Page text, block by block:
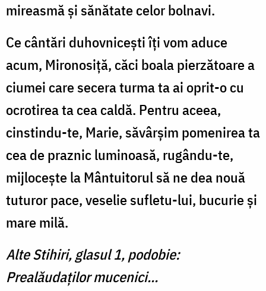
mireasmă și sănătate celor bolnavi.
Ce cântări duhovnicești îți vom aduce
acum, Mironosiță, căci boala pierzătoare a
ciumei care secera turma ta ai oprit-o cu
ocrotirea ta cea caldă. Pentru aceea,
cinstindu-te, Marie, săvârșim pomenirea ta
cea de praznic luminoasă, rugându-te,
mijlocește la Mântuitorul să ne dea nouă
tuturor pace, veselie sufletu-lui, bucurie și
mare milă.
Alte Stihiri, glasul 1, podobie:
Prealăudaților mucenici…